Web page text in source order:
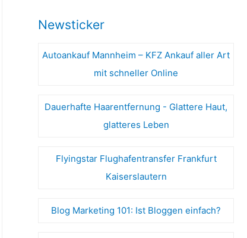
Newsticker
Autoankauf Mannheim – KFZ Ankauf aller Art
mit schneller Online
Dauerhafte Haarentfernung - Glattere Haut,
glatteres Leben
Flyingstar Flughafentransfer Frankfurt
Kaiserslautern
Blog Marketing 101: Ist Bloggen einfach?